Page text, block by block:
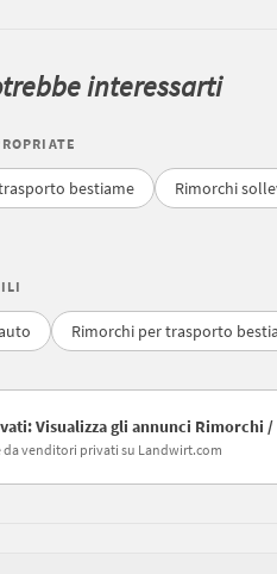
interessarti
bestiame Rimorchi
Rimorchi per trasporto
Visualizza gli annunci Rimorchi
da venditori privati su Landwirt.com